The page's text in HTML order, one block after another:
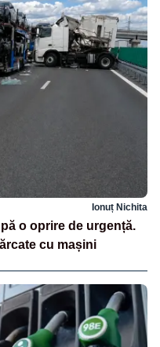
Ionuț Nichita
o oprire de urgență.
cu mașini